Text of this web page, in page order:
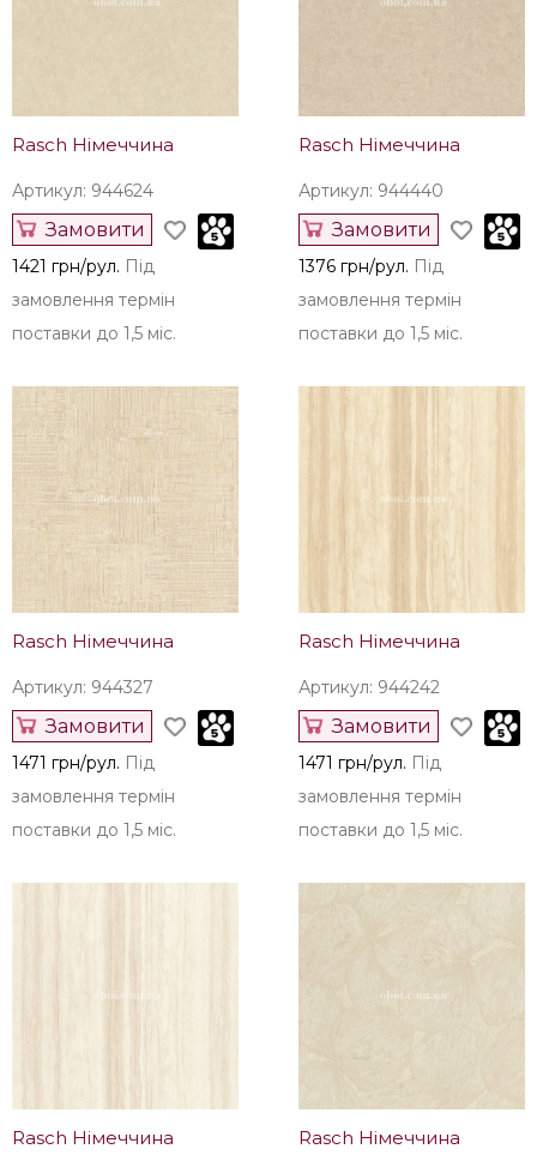
Rasch Німеччина
Артикул: 944624
Замовити
1421 грн/рул. Під
замовлення термін
поставки до 1,5 міс.
Rasch Німеччина
Артикул: 944440
Замовити
1376 грн/рул. Під
замовлення термін
поставки до 1,5 міс.
Rasch Німеччина
Артикул: 944327
Замовити
1471 грн/рул. Під
замовлення термін
поставки до 1,5 міс.
Rasch Німеччина
Артикул: 944242
Замовити
1471 грн/рул. Під
замовлення термін
поставки до 1,5 міс.
Rasch Німеччина Rasch Німеччина